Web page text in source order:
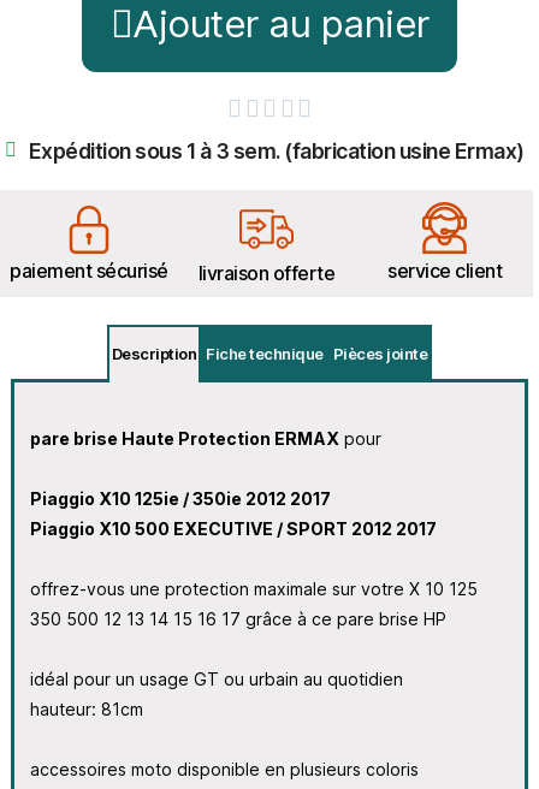
Ajouter au panier
    
Expédition sous 1 à 3 sem. (fabrication usine Ermax)
paiement sécurisé livraison offerte service client
Description Fiche technique Pièces jointe
pare brise Haute Protection ERMAX pour
Piaggio X10 125ie / 350ie 2012 2017
Piaggio X10 500 EXECUTIVE / SPORT 2012 2017
offrez-vous une protection maximale sur votre X 10 125
350 500 12 13 14 15 16 17 grâce à ce pare brise HP
idéal pour un usage GT ou urbain au quotidien
hauteur: 81cm
accessoires moto disponible en plusieurs coloris